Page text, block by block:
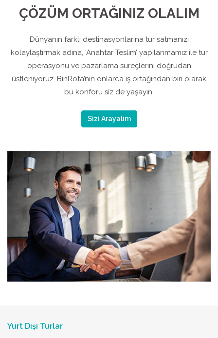
ÇÖZÜM ORTAĞINIZ OLALIM
Dünyanın farklı destinasyonlarına tur satmanızı
kolaylaştırmak adına, ‘Anahtar Teslim’ yapılanmamız ile tur
operasyonu ve pazarlama süreçlerini doğrudan
üstleniyoruz. BinRota’nın onlarca iş ortağından biri olarak
bu konforu siz de yaşayın.
Sizi Arayalım
Yurt Dışı Turlar